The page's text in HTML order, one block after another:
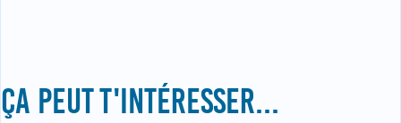
ÇA PEUT T'INTÉRESSER...